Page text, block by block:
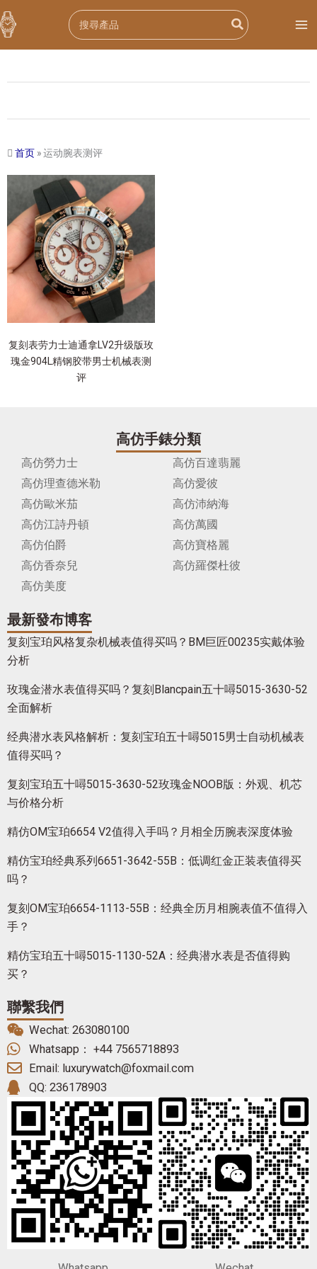
跳
至
内
Search
for:
首页 »运动腕表测评
复刻表劳力士迪通拿LV2升级版玫
瑰金904L精钢胶带男士机械表测
评
高仿手錶分類
高仿勞力士
高仿百達翡麗
高仿理查德米勒
高仿愛彼
高仿歐米茄
高仿沛納海
高仿江詩丹頓
高仿萬國
高仿伯爵
高仿寶格麗
高仿香奈兒
高仿羅傑杜彼
高仿美度
最新發布博客
复刻宝珀风格复杂机械表值得买吗？BM巨匠00235实戴体验
分析
玫瑰金潜水表值得买吗？复刻Blancpain五十噚5015-3630-52
全面解析
经典潜水表风格解析：复刻宝珀五十噚5015男士自动机械表
值得买吗？
复刻宝珀五十噚5015-3630-52玫瑰金NOOB版：外观、机芯
与价格分析
精仿OM宝珀6654 V2值得入手吗？月相全历腕表深度体验
精仿宝珀经典系列6651-3642-55B：低调红金正装表值得买
吗？
复刻OM宝珀6654-1113-55B：经典全历月相腕表值不值得入
手？
精仿宝珀五十噚5015-1130-52A：经典潜水表是否值得购
买？
聯繫我們
Wechat: 263080100
Whatsapp： +44 7565718893
Email: luxurywatch@foxmail.com
QQ: 236178903